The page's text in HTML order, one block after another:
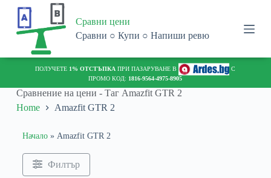
o
Сравни цени
Сравни ○ Купи ○ Напиши ревю
ПОЛУЧЕТЕ 1% ОТСТЪПКА ПРИ ПАЗАРУВАНЕ В
С
ПРОМО КОД: 1816-9564-4975-8905
Сравнение на цени - ТагAmazfit GTR 2
Home
Amazfit GTR 2
Начало» Amazfit GTR 2
Филтър